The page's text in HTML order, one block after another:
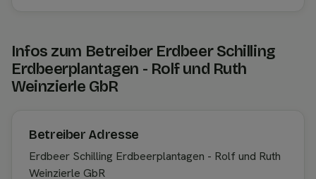
Infos zum Betreiber Erdbeer Schilling
Erdbeerplantagen - Rolf und Ruth
Weinzierle GbR
Betreiber Adresse
Erdbeer Schilling Erdbeerplantagen - Rolf und Ruth
Weinzierle GbR